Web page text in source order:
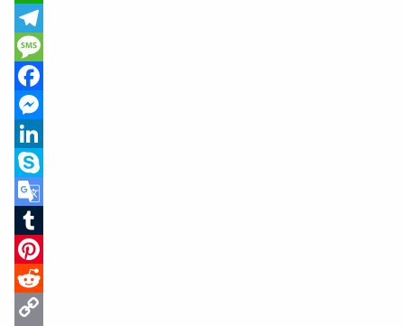
WhatsApp
Telegram
Message
Facebook
Messenger
LinkedIn
Skype
Google
Translate
Tumblr
Pinterest
Reddit